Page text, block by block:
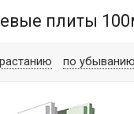
плиты
по убыванию